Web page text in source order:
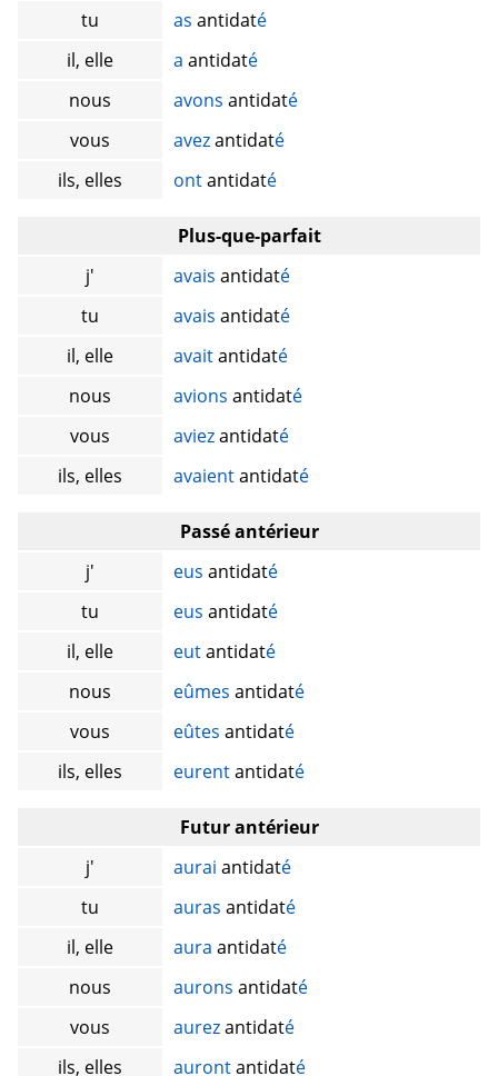
tu
as antidaté
il, elle
a antidaté
nous
avons antidaté
vous
avezantidaté
ils, elles
ontantidaté
Plus-que-parfait
j'
avais antidaté
tu
avais antidaté
il, elle
avaitantidaté
nous
avions antidaté
vous
aviezantidaté
ils, elles
avaientantidaté
Passé antérieur
j'
eus antidaté
tu
eus antidaté
il, elle
eutantidaté
nous
eûmes antidaté
vous
eûtes antidaté
ils, elles
eurentantidaté
Futur antérieur
j'
aurai antidaté
tu
auras antidaté
il, elle
aura antidaté
nous
aurons antidaté
vous
aurezantidaté
ils, elles
aurontantidaté